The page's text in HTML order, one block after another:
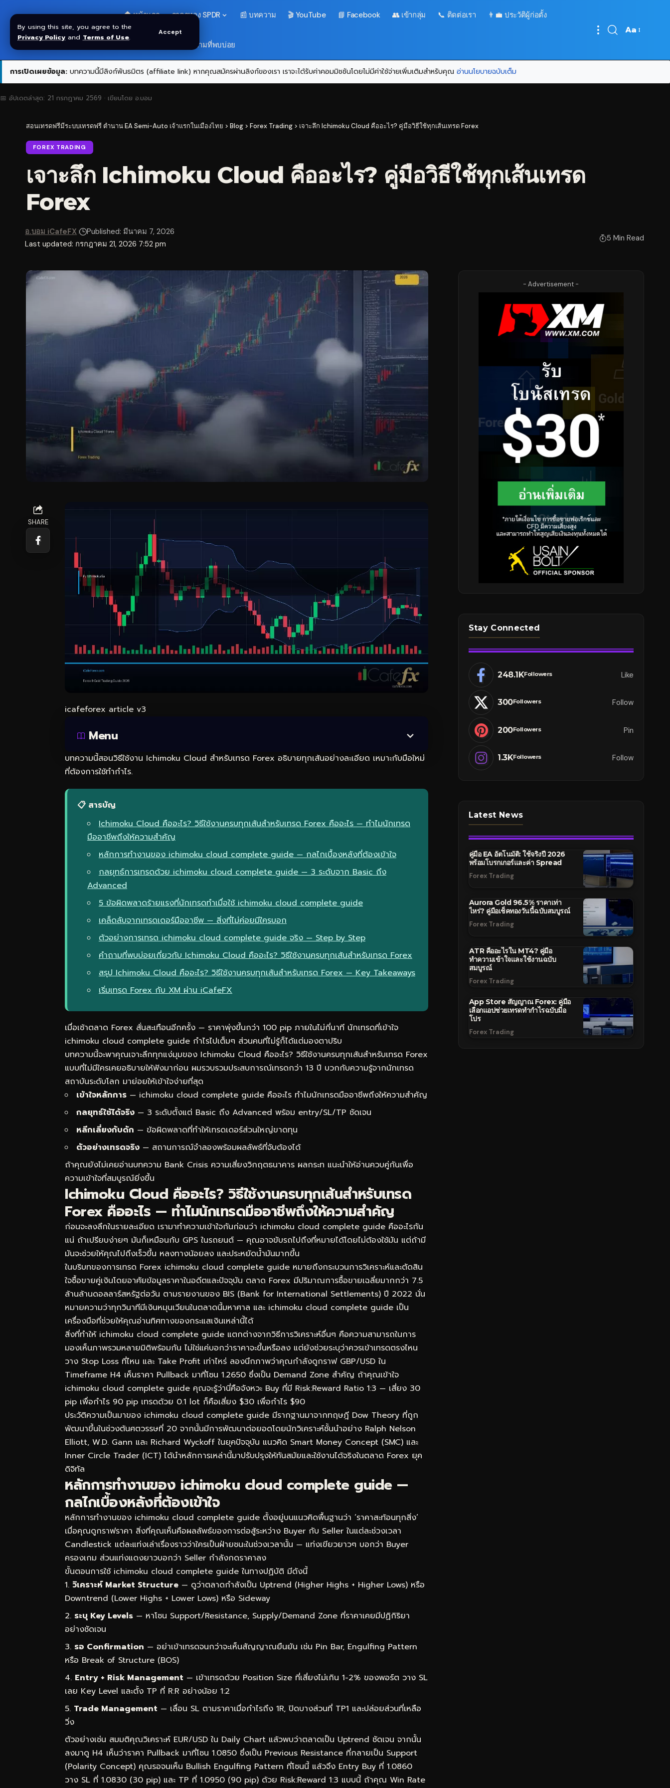
By using this site, you agree to the
Privacy Policy and Terms of Use.
Accept
🏠 หน้าแรก ราคาทอง SPDR 📰 บทความ 🎬 YouTube 📘 Facebook 👥 เข้ากลุ่ม 📞 ติดต่อเรา 👨‍💼 ประวัติผู้ก่อตั้ง
❓ คำถามที่พบบ่อย
Font
Aa
การเปิดเผยข้อมูล: บทความนี้มีลิงก์พันธมิตร (affiliate link) หากคุณสมัครผ่านลิงก์ของเรา เราจะได้รับค่าคอมมิชชันโดยไม่มีค่าใช้จ่ายเพิ่มเติมสำหรับคุณ อ่านนโยบายฉบับเต็ม
📅 อัปเดตล่าสุด: 21 กรกฎาคม 2569 · เขียนโดย อ.บอม
สอนเทรดฟรีมีระบบเทรดฟรี ตำนาน EA Semi-Auto เจ้าแรกในเมืองไทย > Blog > Forex Trading > เจาะลึก Ichimoku Cloud คืออะไร? คู่มือวิธีใช้ทุกเส้นเทรด Forex
FOREX TRADING
เจาะลึก Ichimoku Cloud คืออะไร? คู่มือวิธีใช้ทุกเส้นเทรด
Forex
Last updated: กรกฎาคม 21, 2026 7:52 pm
อ.บอม iCafeFX Published: มีนาคม 7, 2026
5 Min Read
SHARE
icafeforex article v3
Menu
บทความนี้สอนวิธีใช้งาน Ichimoku Cloud สำหรับเทรด Forex อธิบายทุกเส้นอย่างละเอียด เหมาะกับมือใหม่
ที่ต้องการใช้ทำกำไร.
📋 สารบัญ
Ichimoku Cloud คืออะไร? วิธีใช้งานครบทุกเส้นสำหรับเทรด Forex คืออะไร — ทำไมนักเทรด
มืออาชีพถึงให้ความสำคัญ
หลักการทำงานของ ichimoku cloud complete guide — กลไกเบื้องหลังที่ต้องเข้าใจ
กลยุทธ์การเทรดด้วย ichimoku cloud complete guide — 3 ระดับจาก Basic ถึง
Advanced
5 ข้อผิดพลาดร้ายแรงที่นักเทรดทำเมื่อใช้ ichimoku cloud complete guide
เคล็ดลับจากเทรดเดอร์มืออาชีพ — สิ่งที่ไม่ค่อยมีใครบอก
ตัวอย่างการเทรด ichimoku cloud complete guide จริง — Step by Step
คำถามที่พบบ่อยเกี่ยวกับ Ichimoku Cloud คืออะไร? วิธีใช้งานครบทุกเส้นสำหรับเทรด Forex
สรุป Ichimoku Cloud คืออะไร? วิธีใช้งานครบทุกเส้นสำหรับเทรด Forex — Key Takeaways
เริ่มเทรด Forex กับ XM ผ่าน iCafeFX
เมื่อเช้าตลาด Forex สั่นสะเทือนอีกครั้ง — ราคาพุ่งขึ้นกว่า 100 pip ภายในไม่กี่นาที นักเทรดที่เข้าใจ
ichimoku cloud complete guide กำไรไปเต็มๆ ส่วนคนที่ไม่รู้ก็ได้แต่มองตาปริบ
บทความนี้จะพาคุณเจาะลึกทุกแง่มุมของ Ichimoku Cloud คืออะไร? วิธีใช้งานครบทุกเส้นสำหรับเทรด Forex
แบบที่ไม่มีใครเคยอธิบายให้ฟังมาก่อน ผมรวบรวมประสบการณ์เทรดกว่า 13 ปี บวกกับความรู้จากนักเทรด
สถาบันระดับโลก มาย่อยให้เข้าใจง่ายที่สุด
เข้าใจหลักการ — ichimoku cloud complete guide คืออะไร ทำไมนักเทรดมืออาชีพถึงให้ความสำคัญ
กลยุทธ์ใช้ได้จริง — 3 ระดับตั้งแต่ Basic ถึง Advanced พร้อม entry/SL/TP ชัดเจน
หลีกเลี่ยงกับดัก — ข้อผิดพลาดที่ทำให้เทรดเดอร์ส่วนใหญ่ขาดทุน
ตัวอย่างเทรดจริง — สถานการณ์จำลองพร้อมผลลัพธ์ที่จับต้องได้
ถ้าคุณยังไม่เคยอ่านบทความ Bank Crisis ความเสี่ยงวิกฤตธนาคาร ผลกระท แนะนำให้อ่านควบคู่กันเพื่อ
ความเข้าใจที่สมบูรณ์ยิ่งขึ้น
Ichimoku Cloud คืออะไร? วิธีใช้งานครบทุกเส้นสำหรับเทรด
Forex คืออะไร — ทำไมนักเทรดมืออาชีพถึงให้ความสำคัญ
ก่อนจะลงลึกในรายละเอียด เรามาทำความเข้าใจกันก่อนว่า ichimoku cloud complete guide คืออะไรกัน
แน่ ถ้าเปรียบง่ายๆ มันก็เหมือนกับ GPS ในรถยนต์ — คุณอาจขับรถไปถึงที่หมายได้โดยไม่ต้องใช้มัน แต่ถ้ามี
มันจะช่วยให้คุณไปถึงเร็วขึ้น หลงทางน้อยลง และประหยัดน้ำมันมากขึ้น
ในบริบทของการเทรด Forex ichimoku cloud complete guide หมายถึงกระบวนการวิเคราะห์และตัดสิน
ใจซื้อขายคู่เงินโดยอาศัยข้อมูลราคาในอดีตและปัจจุบัน ตลาด Forex มีปริมาณการซื้อขายเฉลี่ยมากกว่า 7.5
ล้านล้านดอลลาร์สหรัฐต่อวัน ตามรายงานของ BIS (Bank for International Settlements) ปี 2022 นั่น
หมายความว่าทุกวินาทีมีเงินหมุนเวียนในตลาดนี้มหาศาล และ ichimoku cloud complete guide เป็น
เครื่องมือที่ช่วยให้คุณอ่านทิศทางของกระแสเงินเหล่านี้ได้
สิ่งที่ทำให้ ichimoku cloud complete guide แตกต่างจากวิธีการวิเคราะห์อื่นๆ คือความสามารถในการ
มองเห็นภาพรวมหลายมิติพร้อมกัน ไม่ใช่แค่บอกว่าราคาจะขึ้นหรือลง แต่ยังช่วยระบุว่าควรเข้าเทรดตรงไหน
วาง Stop Loss ที่ไหน และ Take Profit เท่าไหร่ ลองนึกภาพว่าคุณกำลังดูกราฟ GBP/USD ใน
Timeframe H4 เห็นราคา Pullback มาที่โซน 1.2650 ซึ่งเป็น Demand Zone สำคัญ ถ้าคุณเข้าใจ
ichimoku cloud complete guide คุณจะรู้ว่านี่คือจังหวะ Buy ที่มี Risk:Reward Ratio 1:3 — เสี่ยง 30
pip เพื่อกำไร 90 pip เทรดด้วย 0.1 lot ก็คือเสี่ยง $30 เพื่อกำไร $90
ประวัติความเป็นมาของ ichimoku cloud complete guide มีรากฐานมาจากทฤษฎี Dow Theory ที่ถูก
พัฒนาขึ้นในช่วงต้นศตวรรษที่ 20 จากนั้นมีการพัฒนาต่อยอดโดยนักวิเคราะห์ชั้นนำอย่าง Ralph Nelson
Elliott, W.D. Gann และ Richard Wyckoff ในยุคปัจจุบัน แนวคิด Smart Money Concept (SMC) และ
Inner Circle Trader (ICT) ได้นำหลักการเหล่านี้มาปรับปรุงให้ทันสมัยและใช้งานได้จริงในตลาด Forex ยุค
ดิจิทัล
หลักการทำงานของ ichimoku cloud complete guide —
กลไกเบื้องหลังที่ต้องเข้าใจ
หลักการทำงานของ ichimoku cloud complete guide ตั้งอยู่บนแนวคิดพื้นฐานว่า ‘ราคาสะท้อนทุกสิ่ง’
เมื่อคุณดูกราฟราคา สิ่งที่คุณเห็นคือผลลัพธ์ของการต่อสู้ระหว่าง Buyer กับ Seller ในแต่ละช่วงเวลา
Candlestick แต่ละแท่งเล่าเรื่องราวว่าใครเป็นฝ่ายชนะในช่วงเวลานั้น — แท่งเขียวยาวๆ บอกว่า Buyer
ครองเกม ส่วนแท่งแดงยาวบอกว่า Seller กำลังกดราคาลง
ขั้นตอนการใช้ ichimoku cloud complete guide ในทางปฏิบัติ มีดังนี้
วิเคราะห์ Market Structure — ดูว่าตลาดกำลังเป็น Uptrend (Higher Highs + Higher Lows) หรือ
Downtrend (Lower Highs + Lower Lows) หรือ Sideway
ระบุ Key Levels — หาโซน Support/Resistance, Supply/Demand Zone ที่ราคาเคยมีปฏิกิริยา
อย่างชัดเจน
รอ Confirmation — อย่าเข้าเทรดจนกว่าจะเห็นสัญญาณยืนยัน เช่น Pin Bar, Engulfing Pattern
หรือ Break of Structure (BOS)
Entry + Risk Management — เข้าเทรดด้วย Position Size ที่เสี่ยงไม่เกิน 1-2% ของพอร์ต วาง SL
เลย Key Level และตั้ง TP ที่ R:R อย่างน้อย 1:2
Trade Management — เลื่อน SL ตามราคาเมื่อกำไรถึง 1R, ปิดบางส่วนที่ TP1 และปล่อยส่วนที่เหลือ
วิ่ง
ตัวอย่างเช่น สมมติคุณวิเคราะห์ EUR/USD ใน Daily Chart แล้วพบว่าตลาดเป็น Uptrend ชัดเจน จากนั้น
ลงมาดู H4 เห็นว่าราคา Pullback มาที่โซน 1.0850 ซึ่งเป็น Previous Resistance ที่กลายเป็น Support
(Polarity Concept) คุณรอจนเห็น Bullish Engulfing Pattern ที่โซนนี้ แล้วจึง Entry Buy ที่ 1.0860
วาง SL ที่ 1.0830 (30 pip) และ TP ที่ 1.0950 (90 pip) ด้วย Risk:Reward 1:3 แบบนี้ ถ้าคุณ Win Rate
- Advertisement -
Stay Connected
248.1KFollowers Like
300Followers Follow
200Followers Pin
1.3KFollowers Follow
Latest News
คู่มือ EA อัตโนมัติ: ใช้จริงปี 2026
พร้อมโบรกเกอร์และค่า Spread
Forex Trading
Aurora Gold 96.5% ราคาเท่า
ไหร่? คู่มือเช็คทองวันนี้ฉบับสมบูรณ์
Forex Trading
ATR คืออะไรใน MT4? คู่มือ
ทำความเข้าใจและใช้งานฉบับ
สมบูรณ์
Forex Trading
App Store สัญญาณ Forex: คู่มือ
เลือกแอปช่วยเทรดทำกำไรฉบับมือ
โปร
Forex Trading